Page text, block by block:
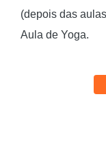
(depois das
Aula de Yoga.